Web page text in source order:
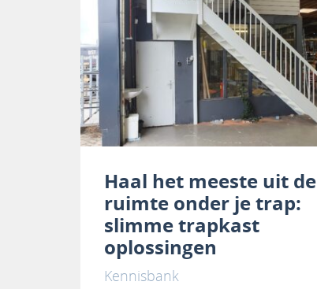
Haal het meeste uit de
ruimte onder je trap:
slimme trapkast
oplossingen
Kennisbank